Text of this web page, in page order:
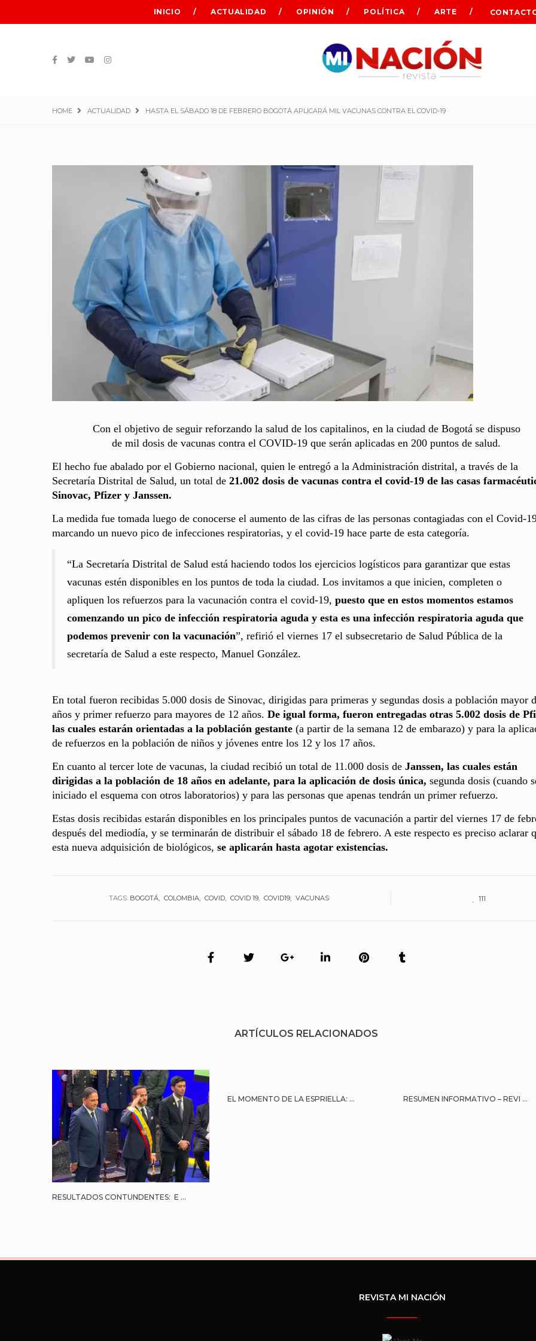
INICIO ACTUALIDAD OPINIÓN POLÍTICA ARTE
HOME ACTUALIDAD HASTA EL SÁBADO 18 DE FEBRERO BOGOTÁ APLICARÁ MIL VACUNAS CONTRA EL COVID-19
Con el objetivo de seguir reforzando la salud de los capitalinos, en la ciudad de Bogotá se dispuso
de mil dosis de vacunas contra el COVID-19 que serán aplicadas en 200 puntos de salud.
El hecho fue abalado por el Gobierno nacional, quien le entregó a la Administración distrital, a través de la
Secretaría Distrital de Salud, un total de 21.002 dosis de vacunas contra el covid-19 de las casas
Sinovac, Pfizer y Janssen.
La medida fue tomada luego de conocerse el aumento de las cifras de las personas contagiadas con el Covid-
marcando un nuevo pico de infecciones respiratorias, y el covid-19 hace parte de esta categoría.
“La Secretaría Distrital de Salud está haciendo todos los ejercicios logísticos para garantizar que estas
vacunas estén disponibles en los puntos de toda la ciudad. Los invitamos a que inicien, completen o
apliquen los refuerzos para la vacunación contra el covid-19, puesto que en estos momentos estamos
comenzando un pico de infección respiratoria aguda y esta es una infección respiratoria aguda que
podemos prevenir con la vacunación”, refirió el viernes 17 el subsecretario de Salud Pública de la
secretaría de Salud a este respecto, Manuel González.
En total fueron recibidas 5.000 dosis de Sinovac, dirigidas para primeras y segundas dosis a población mayor
años y primer refuerzo para mayores de 12 años. De igual forma, fueron entregadas otras 5.002 dosis de
las cuales estarán orientadas a la población gestante (a partir de la semana 12 de embarazo) y para la
de refuerzos en la población de niños y jóvenes entre los 12 y los 17 años.
En cuanto al tercer lote de vacunas, la ciudad recibió un total de 11.000 dosis de Janssen, las cuales están
dirigidas a la población de 18 años en adelante, para la aplicación de dosis única, segunda dosis (cuando
iniciado el esquema con otros laboratorios) y para las personas que apenas tendrán un primer refuerzo.
Estas dosis recibidas estarán disponibles en los principales puntos de vacunación a partir del viernes 17 de
después del mediodía, y se terminarán de distribuir el sábado 18 de febrero. A este respecto es preciso aclarar
esta nueva adquisición de biológicos, se aplicarán hasta agotar existencias.
TAGS: BOGOTÁ COLOMBIA COVID COVID 19 COVID19 VACUNAS 111
ARTÍCULOS RELACIONADOS
RESULTADOS CONTUNDENTES: E ...
EL MOMENTO DE LA ESPRIELLA: ... RESUMEN INFORMATIVO – REVI ...
REVISTA MI NACIÓN